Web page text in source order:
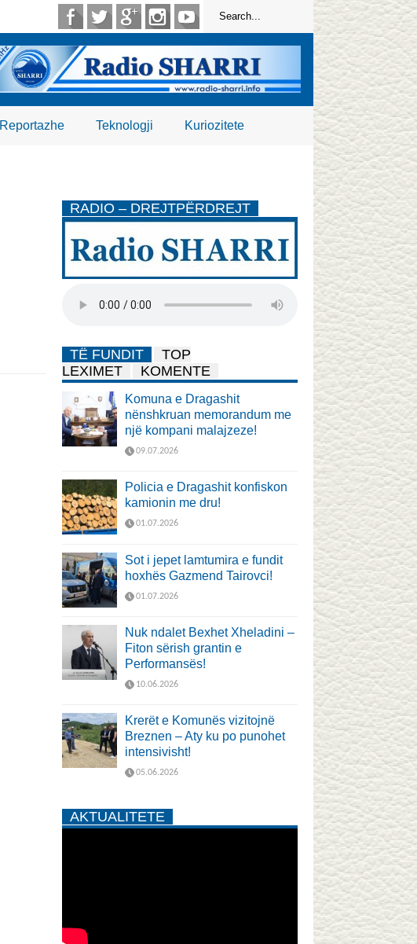
Reportazhe Teknologji Kuriozitete
RADIO – DREJTPËRDREJT
TË FUNDIT
TOP
LEXIMET
KOMENTE
Komuna e Dragashit
nënshkruan memorandum me
një kompani malajzeze!
09.07.2026
Policia e Dragashit konfiskon
kamionin me dru!
01.07.2026
Sot i jepet lamtumira e fundit
hoxhës Gazmend Tairovci!
01.07.2026
Nuk ndalet Bexhet Xheladini –
Fiton sërish grantin e
Performansës!
10.06.2026
Krerët e Komunës vizitojnë
Breznen – Aty ku po punohet
intensivisht!
05.06.2026
AKTUALITETE